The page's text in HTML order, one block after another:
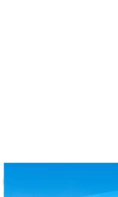
Анадырская и Чукотская